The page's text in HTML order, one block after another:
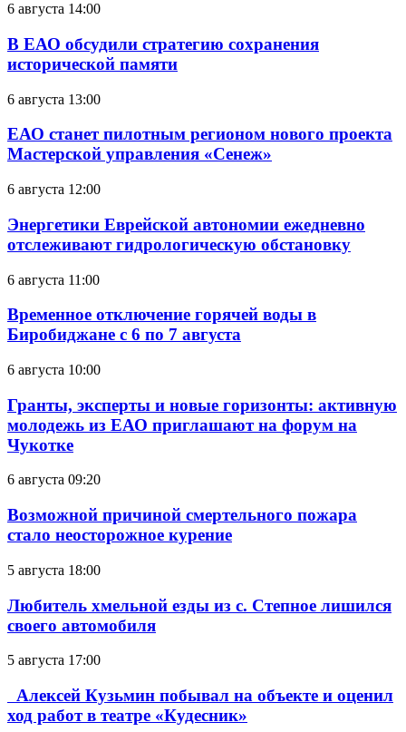
6 августа 14:00
В ЕАО обсудили стратегию сохранения
исторической памяти
6 августа 13:00
ЕАО станет пилотным регионом нового проекта
Мастерской управления «Сенеж»
6 августа 12:00
Энергетики Еврейской автономии ежедневно
отслеживают гидрологическую обстановку
6 августа 11:00
Временное отключение горячей воды в
Биробиджане с 6 по 7 августа
6 августа 10:00
Гранты, эксперты и новые горизонты: активную
молодежь из ЕАО приглашают на форум на
Чукотке
6 августа 09:20
Возможной причиной смертельного пожара
стало неосторожное курение
5 августа 18:00
Любитель хмельной езды из с. Степное лишился
своего автомобиля
5 августа 17:00
Алексей Кузьмин побывал на объекте и оценил
ход работ в театре «Кудесник»